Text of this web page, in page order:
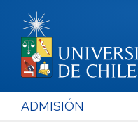
ADMISIÓN